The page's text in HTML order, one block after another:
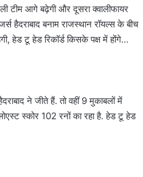
टीम आगे बढ़ेगी और दूसरा क्वालीफायर
हैदराबाद बनाम राजस्थान रॉयल्स के बीच
हेड टू हेड रिकॉर्ड किसके पक्ष में होंगे…
ने जीते हैं. तो वहीं 9 मुकाबलों में
स्कोर 102 रनों का रहा है. हेड टू हेड